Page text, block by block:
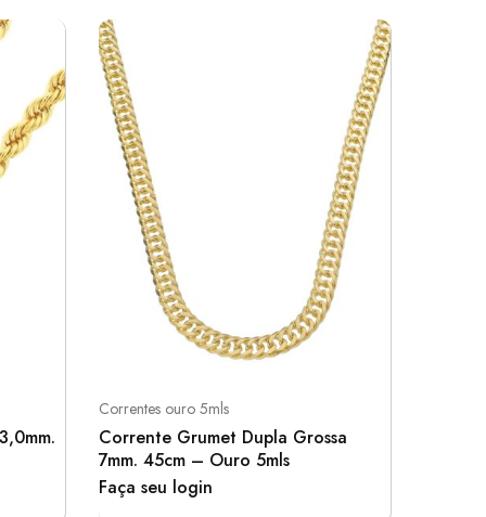
Correntes ouro 5mls
Corrente Grumet Dupla Grossa
7mm. 45cm – Ouro 5mls
Faça seu login